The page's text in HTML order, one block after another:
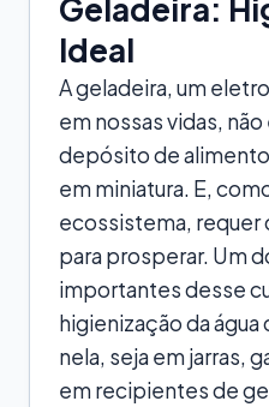
Geladeira:
Ideal
A geladeira, um
em nossas vidas,
depósito de
em miniatura. E,
ecossistema, requer
para prosperar. Um
importantes desse
higienização da água
nela, seja em jarras,
em recipientes de